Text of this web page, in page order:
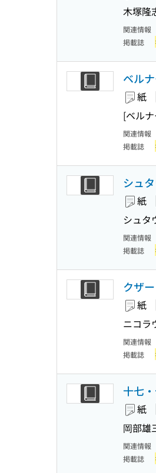
木塚隆
関連情報
掲載誌
ベル
紙
[ベル
関連情報
掲載誌
シュ
紙
シュタ
関連情報
掲載誌
クザ
紙
ニコラ
関連情報
掲載誌
十七
紙
岡部雄
関連情報
掲載誌